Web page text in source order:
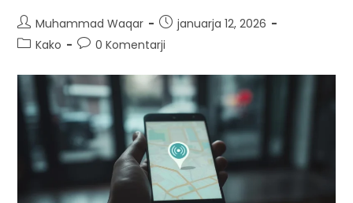
Muhammad Waqar
januarja 12, 2026
Kako
0 Komentarji